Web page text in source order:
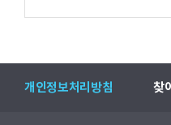
개인정보처리방침 찾